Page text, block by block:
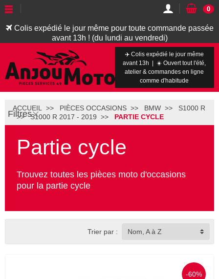
Colis expédié le jour même pour toute commande passée
avant 13h ! (du lundi au vendredi)
0
✈️ Colis expédié le jour même
avant 13h | ☀️ Ouvert tout l'été,
atelier & commandes en ligne
comme d'habitude
Filtres
ACCUEIL PIÈCES OCCASIONS BMW
S1000 R
S1000 R 2017 - 2019
PARTIE CYCLE
Partie cycle
Trouvez toutes les pièces moto d'occasions
pour la partie cycle
Trier par : Nom, A à Z
-60%